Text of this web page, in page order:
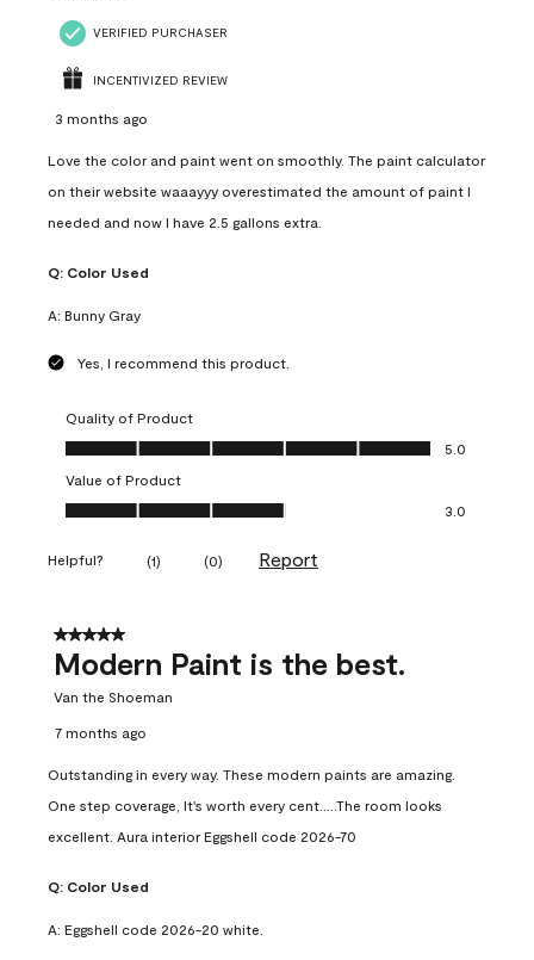
VERIFIED PURCHASER
INCENTIVIZED REVIEW
3 months ago
Love the color and paint went on smoothly. The paint calculator
on their website waaayyy overestimated the amount of paint I
needed and now I have 2.5 gallons extra.
Q: Color Used
A: Bunny Gray
Yes, I recommend this product.
Quality of Product
Quality of Product, 5.0 out of 5
5.0
Value of Product
Value of Product, 3.0 out of 5
3.0
Helpful? (1) (0) Report
5 out of 5 stars.
Modern Paint is the best.
Van the Shoeman
7 months ago
Outstanding in every way. These modern paints are amazing.
One step coverage, It's worth every cent.....The room looks
excellent. Aura interior Eggshell code 2026-70
Q: Color Used
A: Eggshell code 2026-20 white.